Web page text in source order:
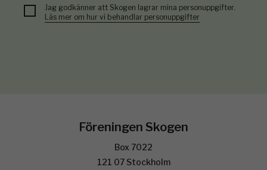
Jag godkänner att Skogen lagrar mina personuppgifter.
Läs mer om hur vi behandlar personuppgifter
Föreningen Skogen
Box 7022
121 07 Stockholm